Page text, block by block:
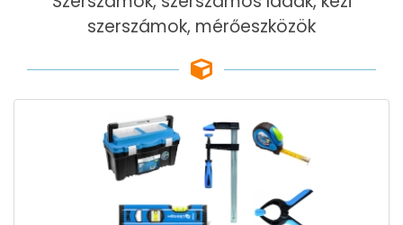
szerszámok, mérőeszközök